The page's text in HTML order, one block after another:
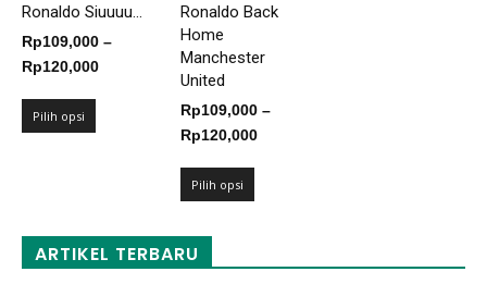
Ronaldo Siuuuu...
Rp109,000 –
Rp120,000Rentang
Pilih opsi
Ronaldo Back
Home
Manchester
United
Rp109,000 –
Rp120,000Rentang
Pilih opsi
ARTIKEL TERBARU